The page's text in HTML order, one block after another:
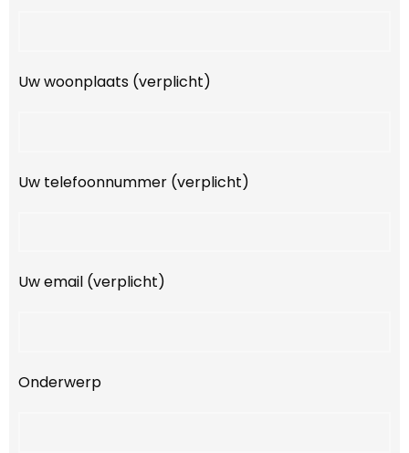
Uw woonplaats (verplicht)
Uw telefoonnummer (verplicht)
Uw email (verplicht)
Onderwerp